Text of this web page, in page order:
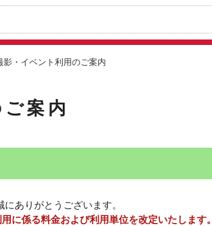
影・イベント利用のご案内
案内
ありがとうございます。
に係る料金および利用単位を改定いたします。